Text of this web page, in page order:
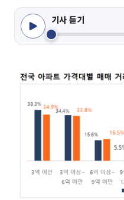
기사 듣기